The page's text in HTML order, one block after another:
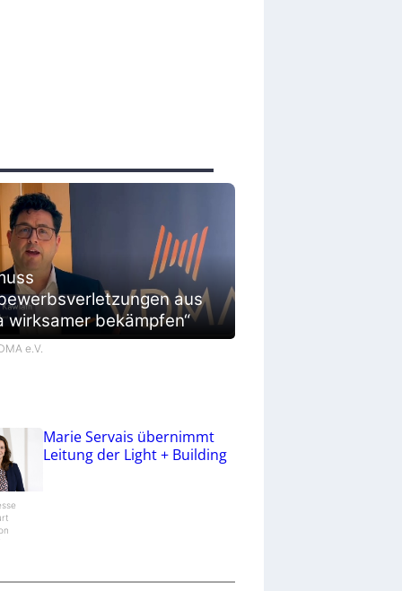
aus
wirksamer bekämpfen“
e.V.
Marie Servais übernimmt
Leitung der Light + Building